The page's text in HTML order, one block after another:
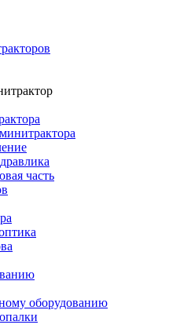
часть
оборудованию